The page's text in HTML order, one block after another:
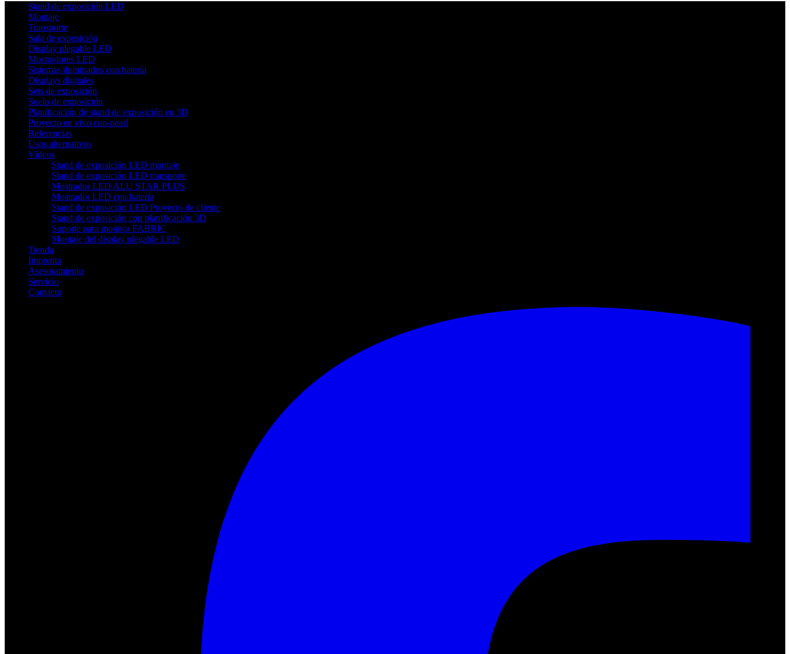
Stand de exposición LED
Montaje
Transporte
Sala de exposición
Display plegable LED
Mostradores LED
Sistemas iluminados con batería
Displays digitales
Sets de exposición
Suelo de exposición
Planificación de stand de exposición en 3D
Proyecto en vivo con-pearl
Referencias
Usos alternativos
Vídeos
Stand de exposición LED montaje
Stand de exposición LED transporte
Mostrador LED ALU STAR PLUS
Mostrador LED con batería
Stand de exposición LED Proyecto de cliente
Stand de exposición con planificación 3D
Soporte para monitor FABRIC
Montaje del display plegable LED
Tienda
Imprenta
Asesoramiento
Servicio
Contacto